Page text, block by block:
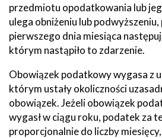
przedmiotu opodatkowania lub
ulega obniżeniu lub
pierwszego dnia miesiąca
którym nastąpiło to zdarzenie.
Obowiązek podatkowy wygasa z
którym ustały okoliczności
obowiązek. Jeżeli obowiązek
wygasł w ciągu roku, podatek za
proporcjonalnie do liczby